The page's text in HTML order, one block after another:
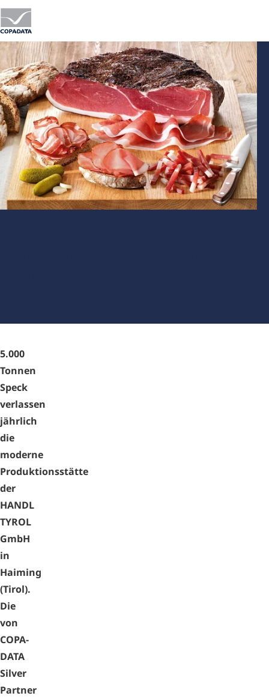
5.000
Tonnen
Speck
verlassen
jährlich
die
moderne
Produktionsstätte
der
HANDL
TYROL
GmbH
in
Haiming
(Tirol).
Die
von
COPA-
DATA
Silver
Partner